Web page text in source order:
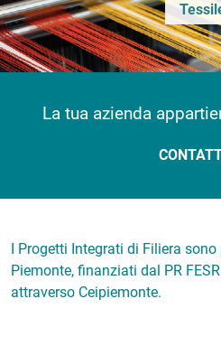
La tua azienda
I Progetti Integrati di Filiera
Piemonte, finanziati dal PR
attraverso Ceipiemonte.